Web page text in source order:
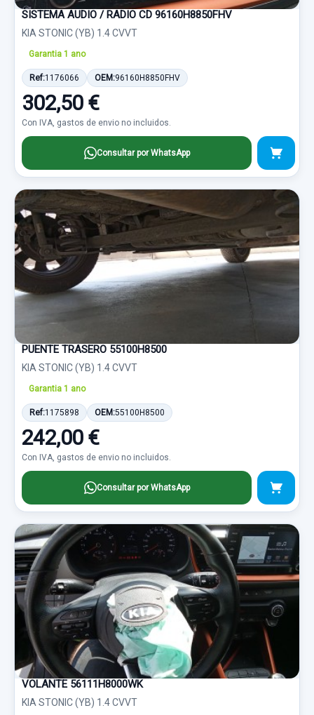
SISTEMA AUDIO / RADIO CD 96160H8850FHV
KIA STONIC (YB) 1.4 CVVT
Garantia 1 ano
Ref:1176066 OEM:96160H8850FHV
302,50 €
Con IVA, gastos de envio no incluidos.
Consultar por WhatsApp
PUENTE TRASERO 55100H8500
KIA STONIC (YB) 1.4 CVVT
Garantia 1 ano
Ref:1175898 OEM:55100H8500
242,00 €
Con IVA, gastos de envio no incluidos.
Consultar por WhatsApp
VOLANTE 56111H8000WK
KIA STONIC (YB) 1.4 CVVT